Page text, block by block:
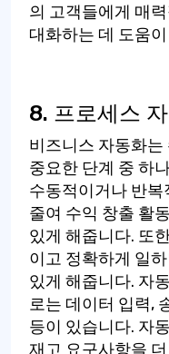
의 고객들에게 매
대화하는 데 도움
8. 프로세스 자
비즈니스 자동화
중요한 단계 중 하
수동적이거나 반
줄여 수익 창출 활
있게 해줍니다. 또
이고 정확하게 일
있게 해줍니다. 자
로는 데이터 입력,
등이 있습니다. 자
재고 요구사항을